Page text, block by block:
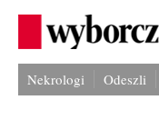
Nekrologi Odeszli